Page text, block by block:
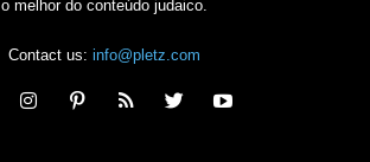
o melhor do conteúdo judaico.
Contact us: info@pletz.com